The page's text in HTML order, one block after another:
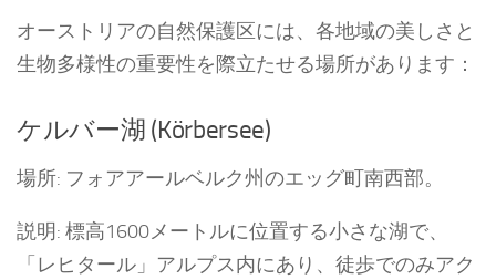
オーストリアの自然保護区には、各地域の美しさと
生物多様性の重要性を際立たせる場所があります：
ケルバー湖 (Körbersee)
場所: フォアアールベルク州のエッグ町南西部。
説明: 標高1600メートルに位置する小さな湖で、
「レヒタール」アルプス内にあり、徒歩でのみアク